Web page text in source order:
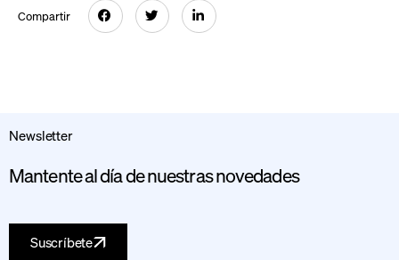
Compartir
Newsletter
Mantente al día de nuestras novedades
Suscríbete